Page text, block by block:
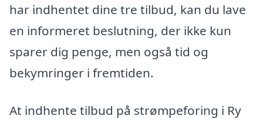
har indhentet dine tre tilbud, kan du lave
en informeret beslutning, der ikke kun
sparer dig penge, men også tid og
bekymringer i fremtiden.
At indhente tilbud på strømpeforing i Ry